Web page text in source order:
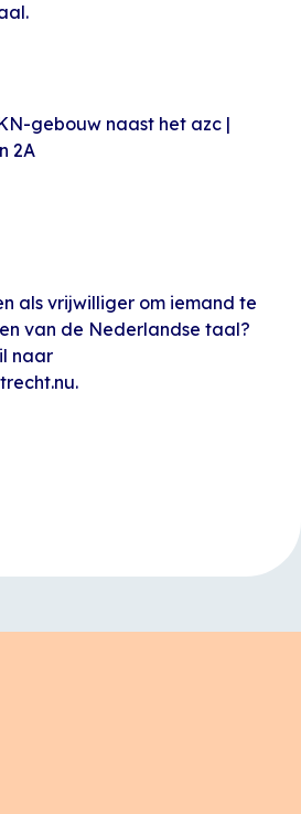
gebouw naast het azc |
2A
als vrijwilliger om iemand te
van de Nederlandse taal?
naar